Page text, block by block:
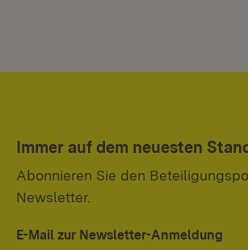
Immer auf dem neuesten
Abonnieren Sie den
Newsletter.
E-Mail zur Newsletter-Anmeldung